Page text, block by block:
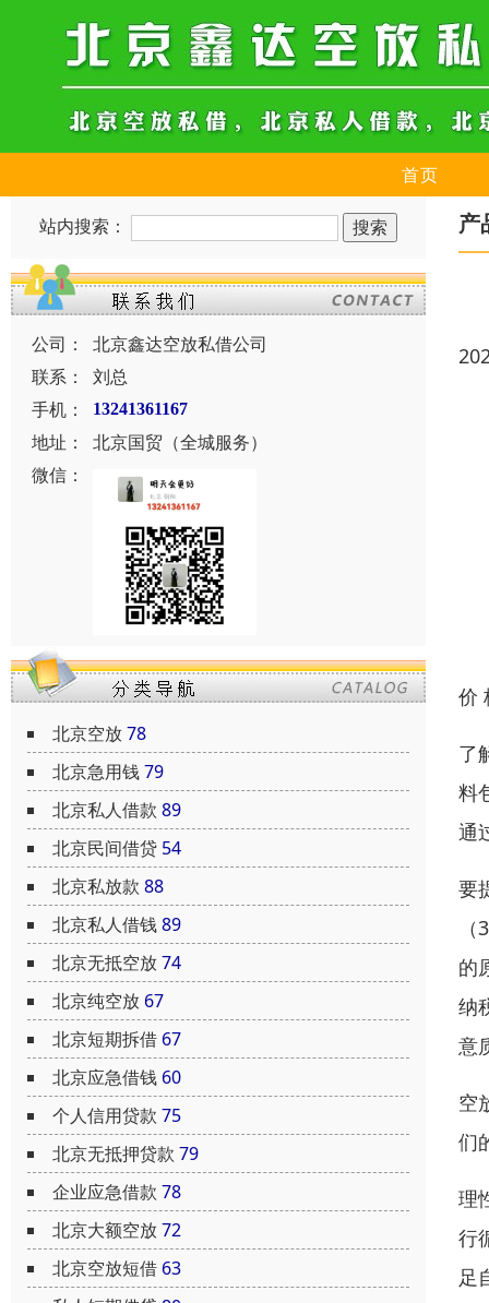
首页
站内搜索：
公司：
北京鑫达空放私借公司
联系：
刘总
手机：
13241361167
地址：
北京国贸（全城服务）
微信：
北京空放78
北京急用钱79
北京私人借款 89
北京民间借贷 54
北京私放款 88
北京私人借钱89
北京无抵空放74
北京纯空放 67
北京短期拆借 67
北京应急借钱 60
个人信用贷款 75
北京无抵押贷款 79
企业应急借款 78
北京大额空放72
北京空放短借 63
产
价
了
料
通
要
的
纳
意
空
们
理
行
足